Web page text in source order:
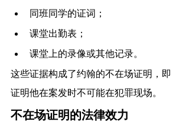
同班同学的证词；
课堂出勤表；
课堂上的录像或其他记录。
这些证据构成了约翰的不在场证明，即
证明他在案发时不可能在犯罪现场。
不在场证明的法律效力